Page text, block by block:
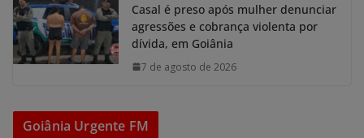
Casal é preso após mulher denunciar
agressões e cobrança violenta por
dívida, em Goiânia
7 de agosto de 2026
Goiânia Urgente FM